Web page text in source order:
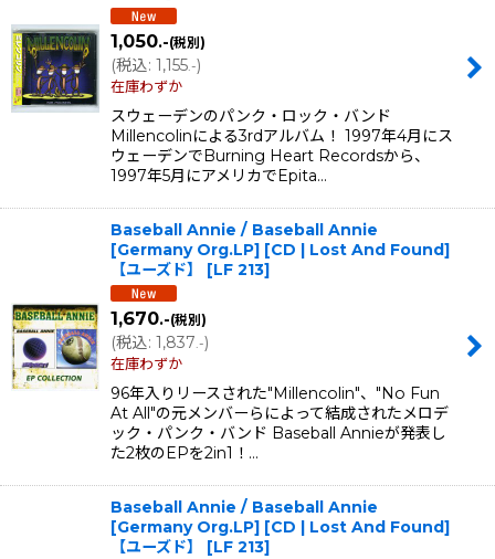
1,050.-(税別)
(税込: 1,155 .-)
在庫わずか
スウェーデンのパンク・ロック・バンド
Millencolinによる3rdアルバム！ 1997年4月にス
ウェーデンでBurning Heart Recordsから、
1997年5月にアメリカでEpita…
Baseball Annie / Baseball Annie
[Germany Org.LP] [CD | Lost And Found]
【ユーズド】
[LF 213]
1,670.-(税別)
(税込: 1,837.-)
在庫わずか
96年入りリースされた"Millencolin"、"No Fun
At All"の元メンバーらによって結成されたメロデ
ック・パンク・バンド Baseball Annieが発表し
た2枚のEPを2in1！…
Baseball Annie / Baseball Annie
[Germany Org.LP] [CD | Lost And Found]
【ユーズド】
[LF 213]